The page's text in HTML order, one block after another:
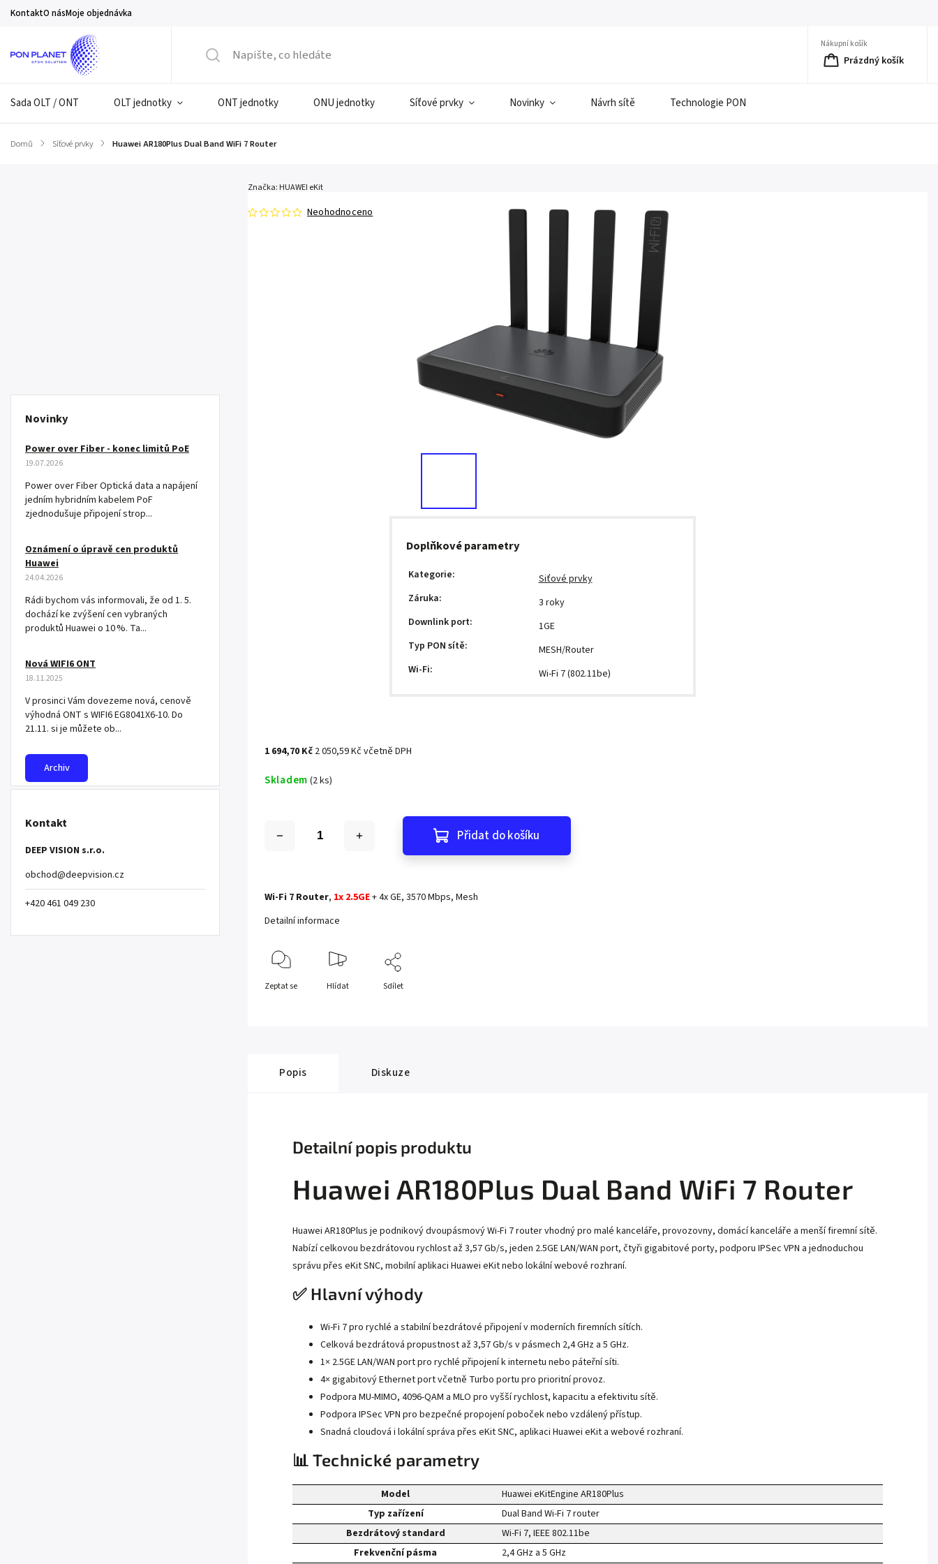
KontaktO násMoje objednávka
Nákupní košík
Prázdný košík
Sada OLT / ONT OLT jednotky ONT jednotky ONU jednotky Síťové prvky Novinky Návrh sítě Technologie PON
Domů / Síťové prvky / Huawei AR180Plus Dual Band WiFi 7 Router
Novinky
Power over Fiber - konec limitů PoE
19.07.2026
Power over Fiber Optická data a napájení
jedním hybridním kabelem PoF
zjednodušuje připojení strop...
Oznámení o úpravě cen produktů
Huawei
24.04.2026
Rádi bychom vás informovali, že od 1. 5.
dochází ke zvýšení cen vybraných
produktů Huawei o 10 %. Ta...
Nová WIFI6 ONT
18.11.2025
V prosinci Vám dovezeme nová, cenově
výhodná ONT s WIFI6 EG8041X6-10. Do
21.11. si je můžete ob...
Archiv
Kontakt
DEEP VISION s.r.o.
obchod@deepvision.cz
+420 461 049 230
Neohodnoceno
Značka: HUAWEI eKit
Doplňkové parametry
Kategorie:
Siťové prvky
Záruka:
3 roky
Downlink port:
1GE
Typ PON sítě:
MESH/Router
Wi-Fi: Wi-Fi 7 (802.11be)
1 694,70 Kč 2 050,59 Kč včetně DPH
Skladem (2 ks)
Přidat do košíku
Wi-Fi 7 Router, 1x 2.5GE+ 4x GE, 3570 Mbps, Mesh
Detailní informace
Zeptat se Hlídat Sdílet
Popis Diskuze
Detailní popis produktu
Huawei AR180Plus Dual Band WiFi 7 Router
Huawei AR180Plus je podnikový dvoupásmový Wi-Fi 7 router vhodný pro malé kanceláře, provozovny, domácí kanceláře a menší firemní sítě.
Nabízí celkovou bezdrátovou rychlost až 3,57 Gb/s, jeden 2.5GE LAN/WAN port, čtyři gigabitové porty, podporu IPSec VPN a jednoduchou
správu přes eKit SNC, mobilní aplikaci Huawei eKit nebo lokální webové rozhraní.
✅ Hlavní výhody
Wi-Fi 7 pro rychlé a stabilní bezdrátové připojení v moderních firemních sítích.
Celková bezdrátová propustnost až 3,57 Gb/s v pásmech 2,4 GHz a 5 GHz.
1× 2.5GE LAN/WAN port pro rychlé připojení k internetu nebo páteřní síti.
4× gigabitový Ethernet port včetně Turbo portu pro prioritní provoz.
Podpora MU-MIMO, 4096-QAM a MLO pro vyšší rychlost, kapacitu a efektivitu sítě.
Podpora IPSec VPN pro bezpečné propojení poboček nebo vzdálený přístup.
Snadná cloudová i lokální správa přes eKit SNC, aplikaci Huawei eKit a webové rozhraní.
📊 Technické parametry
Model
Huawei eKitEngine AR180Plus
Typ zařízení
Dual Band Wi-Fi 7 router
Bezdrátový standard
Wi-Fi 7, IEEE 802.11be
Frekvenční pásma
2,4 GHz a 5 GHz